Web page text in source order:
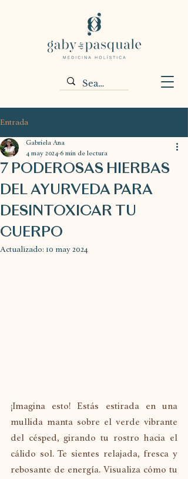
Entrada
7 PODEROSAS HIERBAS
DEL AYURVEDA PARA
DESINTOXICAR TU
CUERPO
Gabriela Ana
4 may 2024 6 min de lectura
Actualizado: 10 may 2024
¡Imagina esto! Estás estirada en una
mullida manta sobre el verde vibrante
del césped, girando tu rostro hacia el
cálido sol. Te sientes relajada, fresca y
rebosante de energía. Visualiza cómo tu